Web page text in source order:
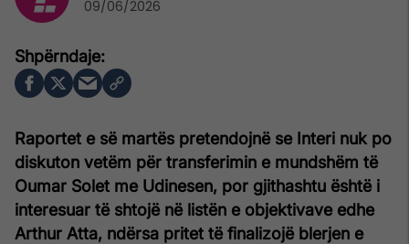
Raportet e së martës pretendojnë se Interi nuk po
diskuton vetëm për transferimin e mundshëm të
Oumar Solet me Udinesen, por gjithashtu është i
interesuar të shtojë në listën e objektivave edhe
Arthur Atta, ndërsa pritet të finalizojë blerjen e
09/06/2026